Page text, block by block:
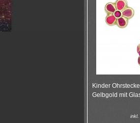
Kinder
Gelbgold mit
inkl.